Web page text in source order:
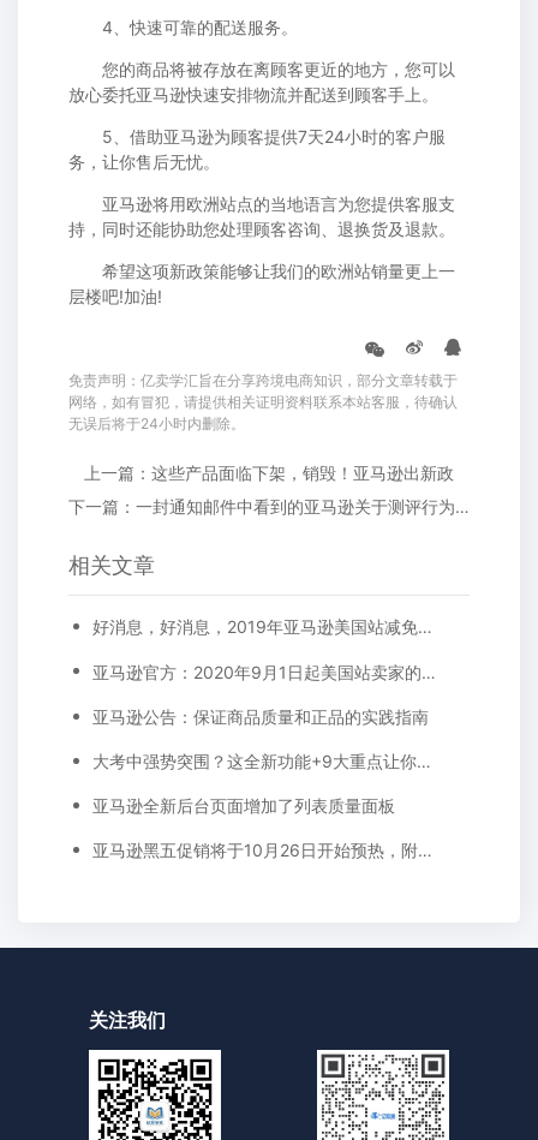
4、快速可靠的配送服务。
您的商品将被存放在离顾客更近的地方，您可以
放心委托亚马逊快速安排物流并配送到顾客手上。
5、借助亚马逊为顾客提供7天24小时的客户服
务，让你售后无忧。
亚马逊将用欧洲站点的当地语言为您提供客服支
持，同时还能协助您处理顾客咨询、退换货及退款。
希望这项新政策能够让我们的欧洲站销量更上一
层楼吧!加油!
免责声明：亿卖学汇旨在分享跨境电商知识，部分文章转载于
网络，如有冒犯，请提供相关证明资料联系本站客服，待确认
无误后将于24小时内删除。
上一篇：这些产品面临下架，销毁！亚马逊出新政
下一篇：一封通知邮件中看到的亚马逊关于测评行为的新动向
相关文章
好消息，好消息，2019年亚马逊美国站减免长期仓储费。下调销售佣金！
亚马逊官方：2020年9月1日起美国站卖家的公司名称和地址要显示在卖家资料页面
亚马逊公告：保证商品质量和正品的实践指南
大考中强势突围？这全新功能+9大重点让你出奇制胜
亚马逊全新后台页面增加了列表质量面板
亚马逊黑五促销将于10月26日开始预热，附上促销提交​截止时间表！
关注我们